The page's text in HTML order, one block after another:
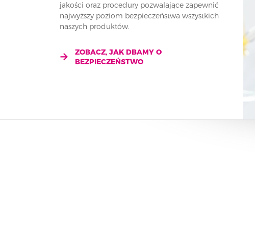
jakości oraz procedury pozwalające zapewnić
najwyższy poziom bezpieczeństwa wszystkich
naszych produktów.
ZOBACZ, JAK DBAMY O
BEZPIECZEŃSTWO